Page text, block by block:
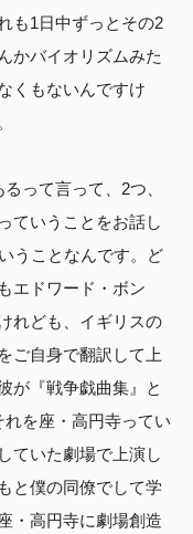
も1日中ずっとその2
かバイオリズムみた
くもないんですけ
って言って、2つ、
ていうことをお話し
うことなんです。ど
エドワード・ボン
れども、イギリスの
ご自身で翻訳して上
が『戦争戯曲集』と
を座・高円寺ってい
ていた劇場で上演し
と僕の同僚でして学
・高円寺に劇場創造